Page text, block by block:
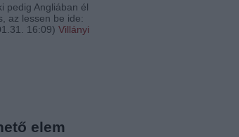
pedig Angliában él
az lessen be ide:
16:09) Villányi
elem